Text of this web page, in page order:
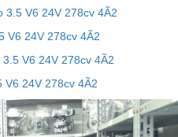
V6 24V 278cv 4Ã2
V6 24V 278cv 4Ã2
V6 24V 278cv 4Ã2
24V 278cv 4Ã2